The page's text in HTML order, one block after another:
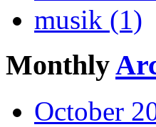
musik (1)
Monthly
October